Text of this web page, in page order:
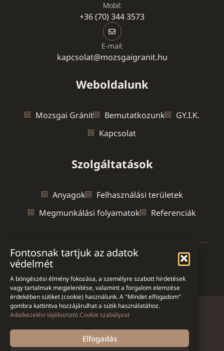
Fontosnak tartjuk az adatok
védelmét
A böngészési élmény fokozása, a személyre szabott hirdetések
vagy tartalmak megjelenítése, valamint a forgalom elemzése
érdekében sütiket (cookie) használunk. A "Mindet elfogadom"
gombra kattintva hozzájárulhat a sütik használatához.
Adatkezelési tájékoztatóCookie szabályzat
Elfogadás
Mobil:
+36 (70) 344 3573
E-mail:
kapcsolat@mozsgaigranit.hu
Weboldalunk
Mozsgai Gránit Bemutatkozunk
GY.I.K.
Kapcsolat
Szolgáltatások
Anyagok
Felhasználási területek
Megmunkálási folyamatok
Referenciák
Ön jelenleg itt van: egyedi gyártás